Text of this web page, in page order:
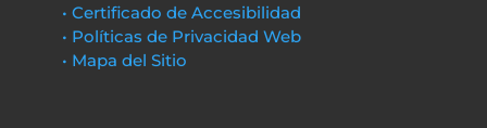
• Certificado de Accesibilidad
• Políticas de Privacidad Web
• Mapa del Sitio